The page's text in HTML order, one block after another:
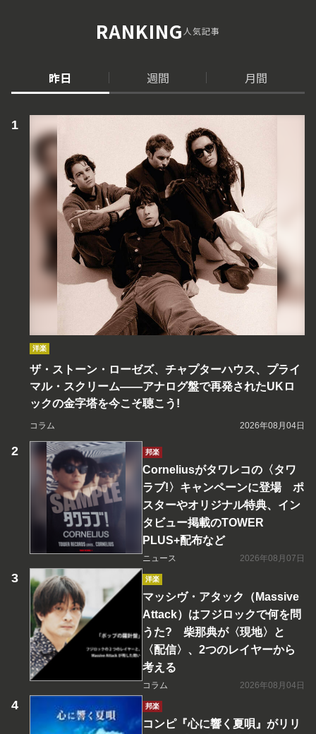
RANKING人気記事
昨日 週間 月間
洋楽
ザ・ストーン・ローゼズ、チャプターハウス、プライ
マル・スクリーム――アナログ盤で再発されたUKロ
ックの金字塔を今こそ聴こう!
コラム 2026年08月04日
邦楽
Corneliusがタワレコの〈タワ
ラブ!〉キャンペーンに登場 ポ
スターやオリジナル特典、イン
タビュー掲載のTOWER
PLUS+配布など
ニュース 2026年08月07日
洋楽
マッシヴ・アタック（Massive
Attack）はフジロックで何を問
うた? 柴那典が〈現地〉と
〈配信〉、2つのレイヤーから
考える
コラム 2026年08月04日
邦楽
コンピ『心に響く夏唄』がリリ